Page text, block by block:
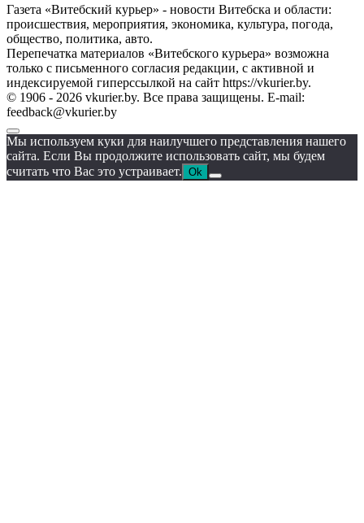
Газета «Витебский курьер» - новости Витебска и области:
происшествия, мероприятия, экономика, культура, погода,
общество, политика, авто.
Перепечатка материалов «Витебского курьера» возможна
только с письменного согласия редакции, с активной и
индексируемой гиперссылкой на сайт https://vkurier.by.
© 1906 - 2026 vkurier.by. Все права защищены. E-mail:
feedback@vkurier.by
Мы используем куки для наилучшего представления нашего
сайта. Если Вы продолжите использовать сайт, мы будем
считать что Вас это устраивает. Ok